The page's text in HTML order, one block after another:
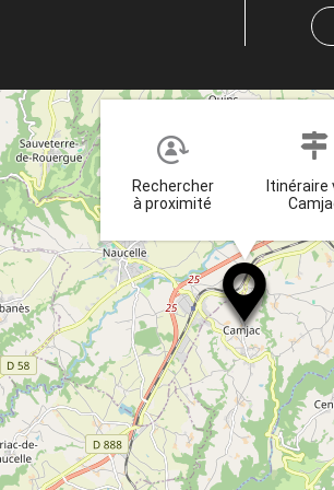
Rechercher
à proximité
Itinéraire